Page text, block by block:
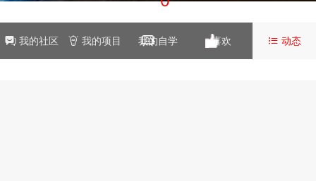
我的社区 我的项目 我的自学 喜欢 动态